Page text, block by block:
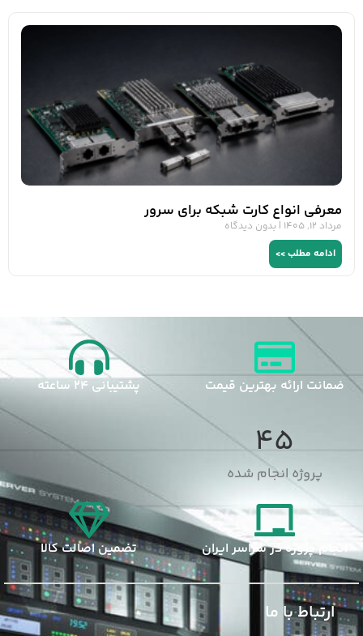
معرفی انواع کارت شبکه برای سرور
مرداد 12, 1405
بدون دیدگاه
ادامه مطلب >>
ضمانت ارائه بهترین قیمت
45
پروژه انجام شده
پشتیبانی 24 ساعته
انجام پروژه در سراسر ایران تضمین اصالت کالا
ارتباط با ما